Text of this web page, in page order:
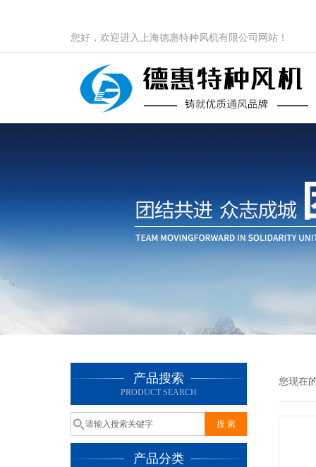
您好，欢迎进入上海德惠特种风机有限公司网站！
产品搜索
PRODUCT SEARCH
产品分类
您现在